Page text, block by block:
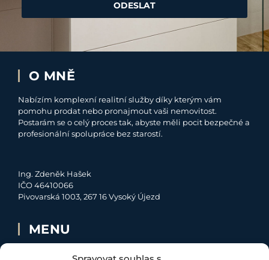
ODESLAT
O MNĚ
Nabízím komplexní realitní služby díky kterým vám
pomohu prodat nebo pronajmout vaši nemovitost.
Postarám se o celý proces tak, abyste měli pocit bezpečné a
profesionální spolupráce bez starostí.
Ing. Zdeněk Hašek
IČO 46410066
Pivovarská 1003, 267 16 Vysoký Újezd
MENU